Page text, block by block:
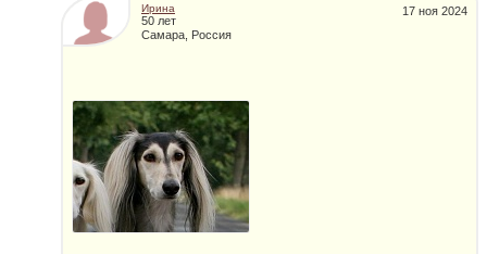
17 ноя 2024
Ирина
50 лет
Самара, Россия